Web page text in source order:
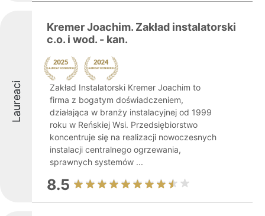
Laureaci
Kremer Joachim. Zakład instalatorski
c.o. i wod. - kan.
Zakład Instalatorski Kremer Joachim to
firma z bogatym doświadczeniem,
działająca w branży instalacyjnej od 1999
roku w Reńskiej Wsi. Przedsiębiorstwo
koncentruje się na realizacji nowoczesnych
instalacji centralnego ogrzewania,
sprawnych systemów ...
8.5